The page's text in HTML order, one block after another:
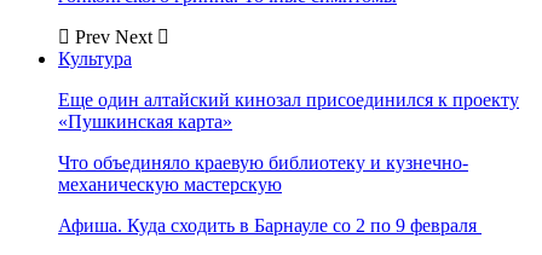
Prev Next
Культура
Еще один алтайский кинозал присоединился к проекту
«Пушкинская карта»
Что объединяло краевую библиотеку и кузнечно-
механическую мастерскую
Афиша. Куда сходить в Барнауле со 2 по 9 февраля